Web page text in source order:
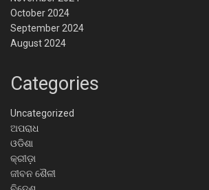
October 2024
September 2024
August 2024
Categories
Uncategorized
ଅପରାଧ
ଓଡିଶା
କ୍ରୀଡ଼ା
ଜୀବନ ଶୈଳୀ